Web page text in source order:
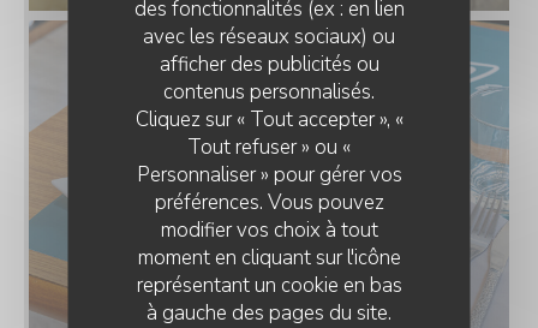
des fonctionnalités (ex : en lien
avec les réseaux sociaux) ou
afficher des publicités ou
contenus personnalisés.
Cliquez sur « Tout accepter », «
Tout refuser » ou «
Personnaliser » pour gérer vos
préférences. Vous pouvez
modifier vos choix à tout
moment en cliquant sur l'icône
représentant un cookie en bas
à gauche des pages du site.
LE LAUMAS